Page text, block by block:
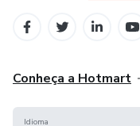
Conheça a Hotmart
Idioma